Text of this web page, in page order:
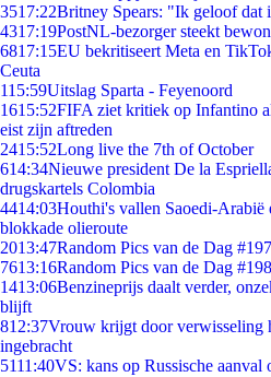
3517:22Britney Spears: "Ik geloof dat
4317:19PostNL-bezorger steekt
6817:15EU bekritiseert Meta en
Ceuta
115:59Uitslag Sparta - Feyenoord
1615:52FIFA ziet kritiek op Infantino
eist zijn aftreden
2415:52Long live the 7th of October
614:34Nieuwe president De la
drugskartels Colombia
4414:03Houthi's vallen Saoedi-Arabië
blokkade olieroute
2013:47Random Pics van de Dag
7613:16Random Pics van de Dag
1413:06Benzineprijs daalt verder,
blijft
812:37Vrouw krijgt door verwisseling
ingebracht
5111:40VS: kans op Russische